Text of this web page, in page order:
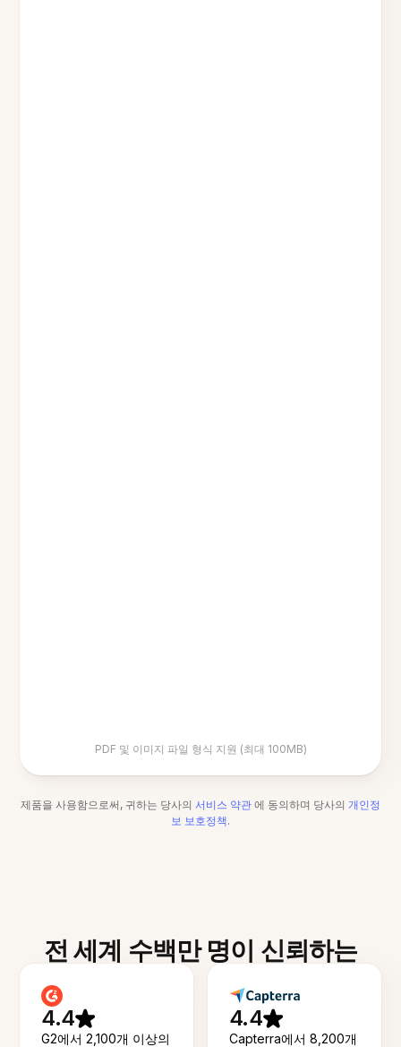
PDF 및 이미지 파일 형식 지원 (최대 100MB)
제품을 사용함으로써, 귀하는 당사의 서비스 약관 에 동의하며 당사의 개인정
보 보호정책.
전 세계 수백만 명이 신뢰하는
4.4
G2에서 2,100개 이상의
4.4
Capterra에서 8,200개